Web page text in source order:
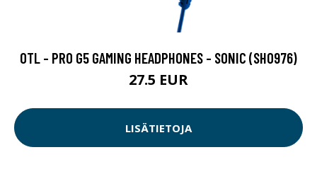
OTL - PRO G5 GAMING HEADPHONES - SONIC (SH0976)
27.5 EUR
LISÄTIETOJA